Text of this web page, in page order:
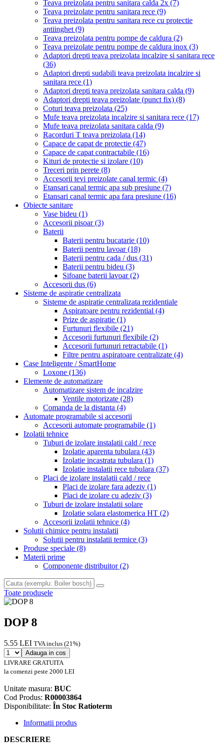
Teava preizolata pentru sanitara calda 2x (7)
Teava preizolate pentru sanitara rece (9)
Teava preizolata pentru sanitara rece cu protectie
antiinghet (9)
Teava preizolata pentru pompe de caldura (2)
Teava preizolate pentru pompe de caldura inox (3)
Adaptori drepti teava preizolata incalzire si sanitara rece
(36)
Adaptori drepti sudabili teava preizolata incalzire si
sanitara rece (1)
Adaptori drepti teava preizolata sanitara calda (9)
Adaptori drepti teava preizolate (punct fix) (8)
Coturi teava preizolata (25)
Mufe teava preizolata incalzire si sanitara rece (17)
Mufe teava preizolata sanitara calda (9)
Racorduri T teava preizolata (14)
Capace de capat de protectie (47)
Capace de capat contractabile (16)
Kituri de protectie si izolare (10)
Treceri prin perete (8)
Accesorii tevi preizolate canal termic (4)
Etansari canal termic apa sub presiune (7)
Etansari canal termic apa fara presiune (16)
Obiecte sanitare
Vase bideu (1)
Accesorii pisoar(3)
Baterii
Baterii pentru bucatarie (10)
Baterii pentru lavoar(18)
Baterii pentru cada / dus (31)
Baterii pentru bideu (3)
Sifoane baterii lavoar(2)
Accesorii dus (6)
Sisteme de aspiratie centralizata
Sisteme de aspiratie centralizata rezidentiale
Aspiratoare pentru rezidential (4)
Prize de aspiratie (1)
Furtunuri flexibile (21)
Accesorii furtunuri flexibile (2)
Accesorii furtunuri retractabile (1)
Filtre pentru aspiratoare centralizate (4)
Case Inteligente / SmartHome
Loxone (136)
Elemente de automatizare
Automatizare sistem de incalzire
Ventile motorizate (28)
Comanda de la distanta (4)
Automate programabile si accesorii
Accesorii automate programabile (1)
Izolatii tehnice
Tuburi de izolare instalatii cald / rece
Izolatie aparenta tubulara (43)
Izolatie incastrata tubulara (1)
Izolatie instalatii rece tubulara (37)
Placi de izolare instalatii cald / rece
Placi de izolare fara adeziv (1)
Placi de izolare cu adeziv (3)
Tuburi de izolare instalatii solare
Izolatie solara elastomerica HT (2)
Accesorii izolatii tehnice (4)
Solutii chimice pentru instalatii
Solutii pentru instalatii termice (3)
Produse speciale (8)
Materii prime
Componente distribuitor(2)
Toate produsele
DOP 8
5.55 LEI TVA inclus (21%)
Adauga in cos
LIVRARE GRATUITA
la comenzi peste 2000 LEI
Unitate masura: BUC
Cod Produs: R00003864
Disponibilitate: În Stoc Ratioterm
Informatii produs
DESCRIERE